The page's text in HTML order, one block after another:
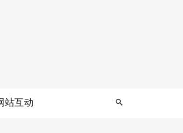
站互动